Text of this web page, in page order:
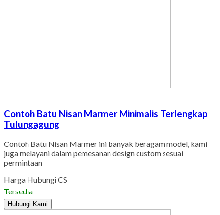
Contoh Batu Nisan Marmer Minimalis Terlengkap
Tulungagung
Contoh Batu Nisan Marmer ini banyak beragam model, kami
juga melayani dalam pemesanan design custom sesuai
permintaan
Harga Hubungi CS
Tersedia
Hubungi Kami